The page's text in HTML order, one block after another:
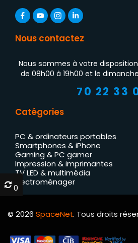
Nous contactez
Nous sommes à votre
de 08h00 à 19h00 et le
70 22 33
Catégories
PC & ordinateurs portables
Smartphones & iPhone
Gaming & PC gamer
Impression & imprimantes
TV LED & multimédia
Électroménager
© 2026 SpaceNet. Tous droits
0
0